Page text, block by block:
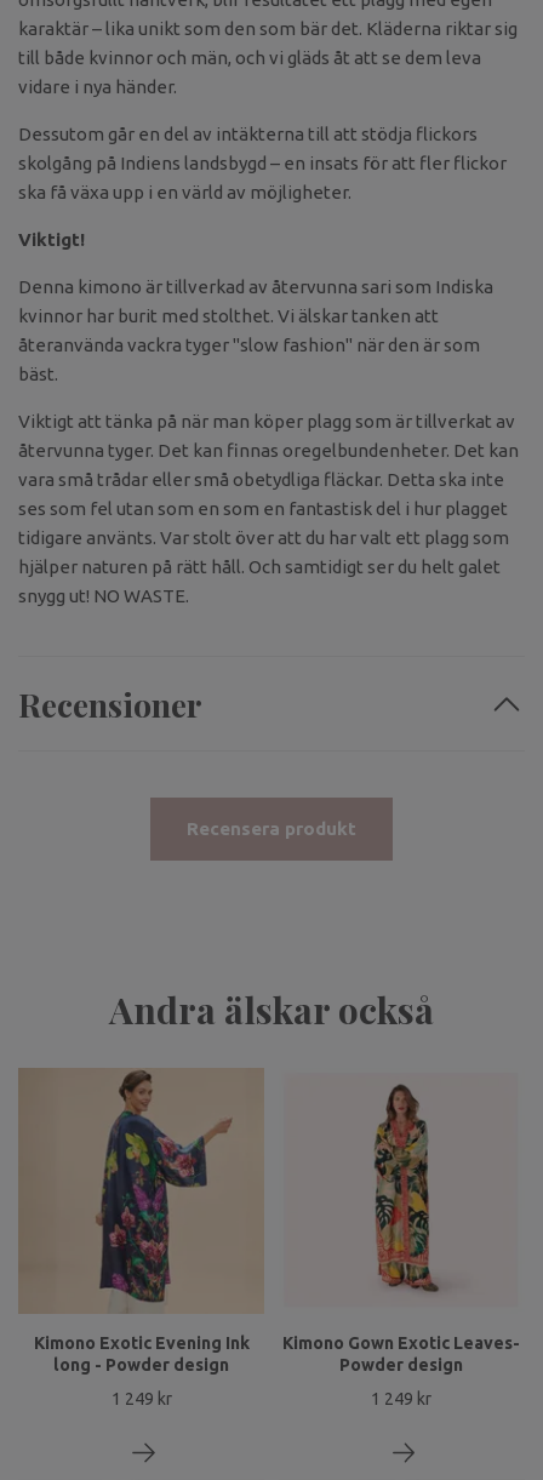
karaktär – lika unikt som den som bär det. Kläderna riktar sig
till både kvinnor och män, och vi gläds åt att se dem leva
vidare i nya händer.
Dessutom går en del av intäkterna till att stödja flickors
skolgång på Indiens landsbygd – en insats för att fler flickor
ska få växa upp i en värld av möjligheter.
Viktigt!
Denna kimono är tillverkad av återvunna sari som Indiska
kvinnor har burit med stolthet. Vi älskar tanken att
återanvända vackra tyger "slow fashion" när den är som
bäst.
Viktigt att tänka på när man köper plagg som är tillverkat av
återvunna tyger. Det kan finnas oregelbundenheter. Det kan
vara små trådar eller små obetydliga fläckar. Detta ska inte
ses som fel utan som en som en fantastisk del i hur plagget
tidigare använts. Var stolt över att du har valt ett plagg som
hjälper naturen på rätt håll. Och samtidigt ser du helt galet
snygg ut! NO WASTE.
Recensioner
Recensera produkt
Andra älskar också
Kimono Exotic Evening Ink
long - Powder design
1 249 kr
Kimono Gown Exotic Leaves-
Powder design
1 249 kr